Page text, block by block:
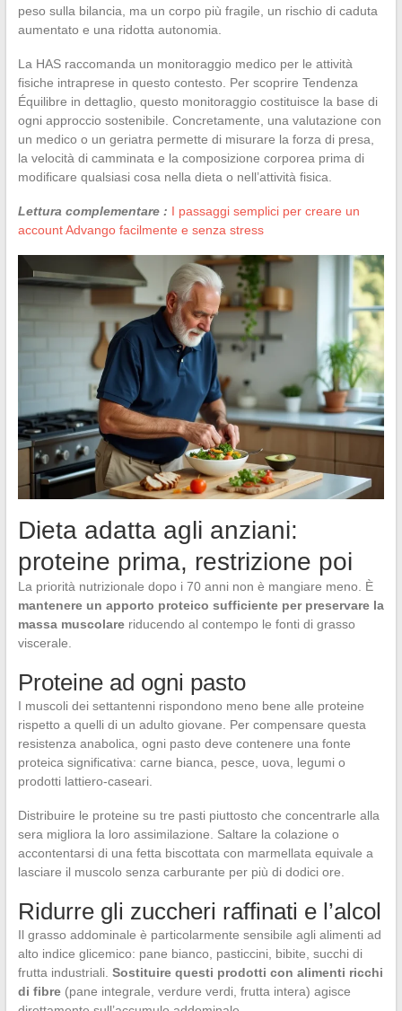
peso sulla bilancia, ma un corpo più fragile, un rischio di caduta
aumentato e una ridotta autonomia.
La HAS raccomanda un monitoraggio medico per le attività
fisiche intraprese in questo contesto. Per scoprire Tendenza
Équilibre in dettaglio, questo monitoraggio costituisce la base di
ogni approccio sostenibile. Concretamente, una valutazione con
un medico o un geriatra permette di misurare la forza di presa,
la velocità di camminata e la composizione corporea prima di
modificare qualsiasi cosa nella dieta o nell’attività fisica.
Lettura complementare : I passaggi semplici per creare un
account Advango facilmente e senza stress
Dieta adatta agli anziani:
proteine prima, restrizione poi
La priorità nutrizionale dopo i 70 anni non è mangiare meno. È
mantenere un apporto proteico sufficiente per preservare la
massa muscolareriducendo al contempo le fonti di grasso
viscerale.
Proteine ad ogni pasto
I muscoli dei settantenni rispondono meno bene alle proteine
rispetto a quelli di un adulto giovane. Per compensare questa
resistenza anabolica, ogni pasto deve contenere una fonte
proteica significativa: carne bianca, pesce, uova, legumi o
prodotti lattiero-caseari.
Distribuire le proteine su tre pasti piuttosto che concentrarle alla
sera migliora la loro assimilazione. Saltare la colazione o
accontentarsi di una fetta biscottata con marmellata equivale a
lasciare il muscolo senza carburante per più di dodici ore.
Ridurre gli zuccheri raffinati e l’alcol
Il grasso addominale è particolarmente sensibile agli alimenti ad
alto indice glicemico: pane bianco, pasticcini, bibite, succhi di
frutta industriali. Sostituire questi prodotti con alimenti ricchi
di fibre(pane integrale, verdure verdi, frutta intera) agisce